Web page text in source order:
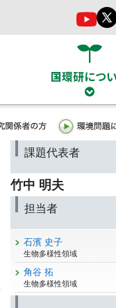
国環研につ
課題代表者
竹中 明夫
担当者
石濱 史子
生物多様性領域
角谷 拓
生物多様性領域